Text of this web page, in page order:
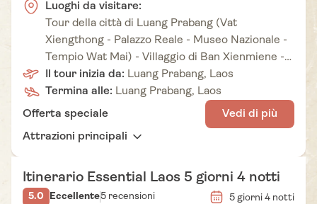
Luoghi da visitare:
Tour della città di Luang Prabang (Vat
Xiengthong - Palazzo Reale - Museo Nazionale -
Tempio Wat Mai) - Villaggio di Ban Xienmiene -
Villaggio di Long Lao - Cascate di Kuang Si -
Nong Khiew - Crociera verso Ban Hatsapheuy -
Villaggio di Sojam - 100 Cascate - Grotte di Pak
Il tour inizia da: Luang Prabang, Laos
Termina alle: Luang Prabang, Laos
Attrazioni principali
Offerta speciale Vedi di più
Itinerario Essential Laos 5 giorni 4 notti
5.0 Eccellente5 recensioni 5 giorni 4 notti